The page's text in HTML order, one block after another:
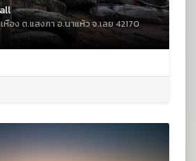
หือง ต.แสงภา อ.นาแห้ว จ.เลย 42170